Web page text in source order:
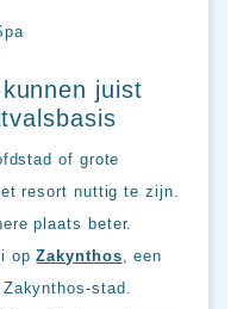
juist
of grote
resort nuttig te zijn.
plaats beter.
opZakynthos , een
stad.